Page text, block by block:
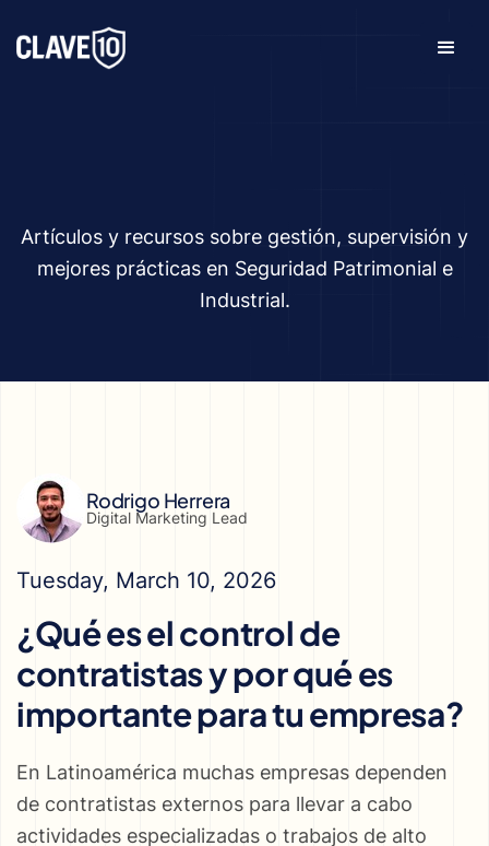
Artículos y recursos sobre gestión, supervisión y
mejores prácticas en Seguridad Patrimonial e
Industrial.
Rodrigo Herrera
Digital Marketing Lead
Tuesday, March 10, 2026
¿Qué es el control de
contratistas y por qué es
importante para tu empresa?
En Latinoamérica muchas empresas dependen
de contratistas externos para llevar a cabo
actividades especializadas o trabajos de alto